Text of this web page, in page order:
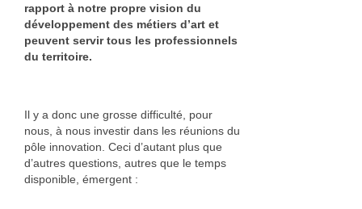
rapport à notre propre vision du
développement des métiers d’art et
peuvent servir tous les professionnels
du territoire.
Il y a donc une grosse difficulté, pour
nous, à nous investir dans les réunions du
pôle innovation. Ceci d’autant plus que
d’autres questions, autres que le temps
disponible, émergent :